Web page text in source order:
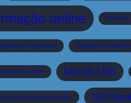
online formação
para impressão integração vscode
windows vscode Moodle LMS
Ciclo de Vida do Software SEO